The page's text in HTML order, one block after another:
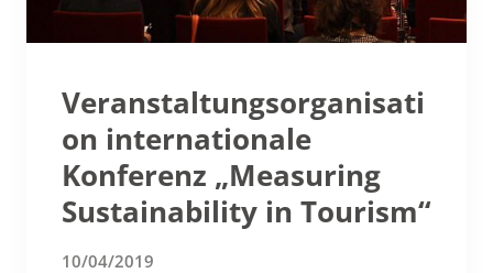
Veranstaltungsorganisati
on internationale
Konferenz „Measuring
Sustainability in Tourism“
10/04/2019